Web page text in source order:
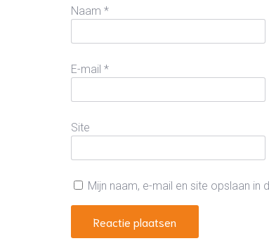
Naam *
E-mail *
Site
Mijn naam, e-mail en site opslaan